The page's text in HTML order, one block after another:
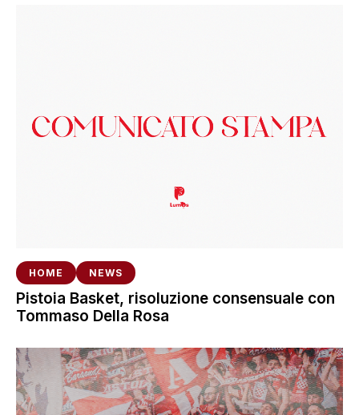
HOME NEWS
Pistoia Basket, risoluzione consensuale con
Tommaso Della Rosa